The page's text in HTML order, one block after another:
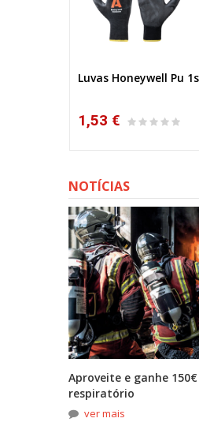
Luvas Honeywell Pu
1,53 €
NOTÍCIAS
Aproveite e ganhe
respiratório
ver mais